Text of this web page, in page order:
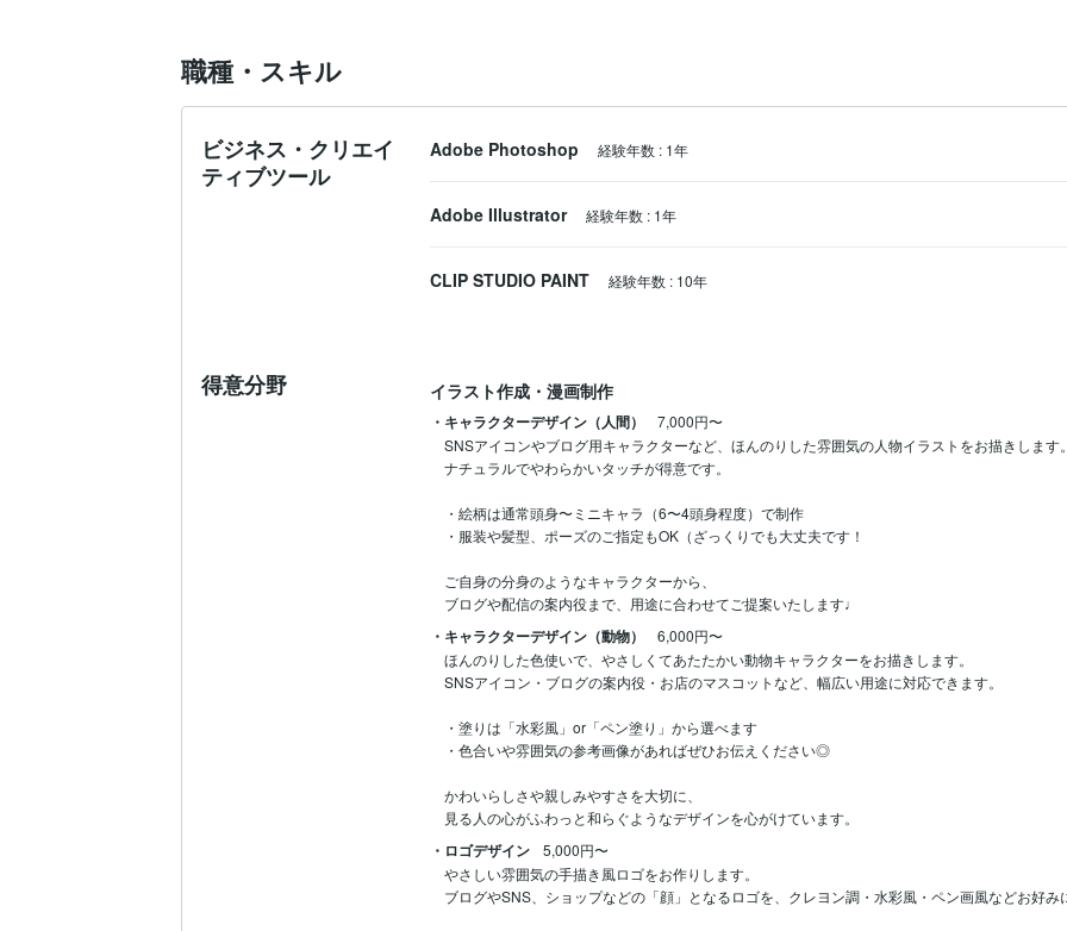
職種・スキル
ビジネス・クリエイ
ティブツール
Adobe Photoshop 経験年数 : 1年
Adobe Illustrator 経験年数 : 1年
CLIP STUDIO PAINT 経験年数 : 10年
得意分野 イラスト作成・漫画制作
・キャラクターデザイン（人間）
7,000円〜
SNSアイコンやブログ用キャラクターなど、ほんのりした雰囲気の人物イラストをお描きします
ナチュラルでやわらかいタッチが得意です。
・絵柄は通常頭身〜ミニキャラ（6〜4頭身程度）で制作
・服装や髪型、ポーズのご指定もOK（ざっくりでも大丈夫です！
ご自身の分身のようなキャラクターから、
ブログや配信の案内役まで、用途に合わせてご提案いたします♩
・キャラクターデザイン（動物）
6,000円〜
ほんのりした色使いで、やさしくてあたたかい動物キャラクターをお描きします。
SNSアイコン・ブログの案内役・お店のマスコットなど、幅広い用途に対応できます。
・塗りは「水彩風」or「ペン塗り」から選べます
・色合いや雰囲気の参考画像があればぜひお伝えください◎
かわいらしさや親しみやすさを大切に、
・ロゴデザイン
5,000円〜
やさしい雰囲気の手描き風ロゴをお作りします。
ブログやSNS、ショップなどの「顔」となるロゴを、クレヨン調・水彩風・ペン画風などお好み